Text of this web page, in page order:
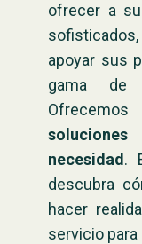
ofrecer a
apoyar sus
gama de
soluciones
necesidad .
descubra
hacer
servicio para